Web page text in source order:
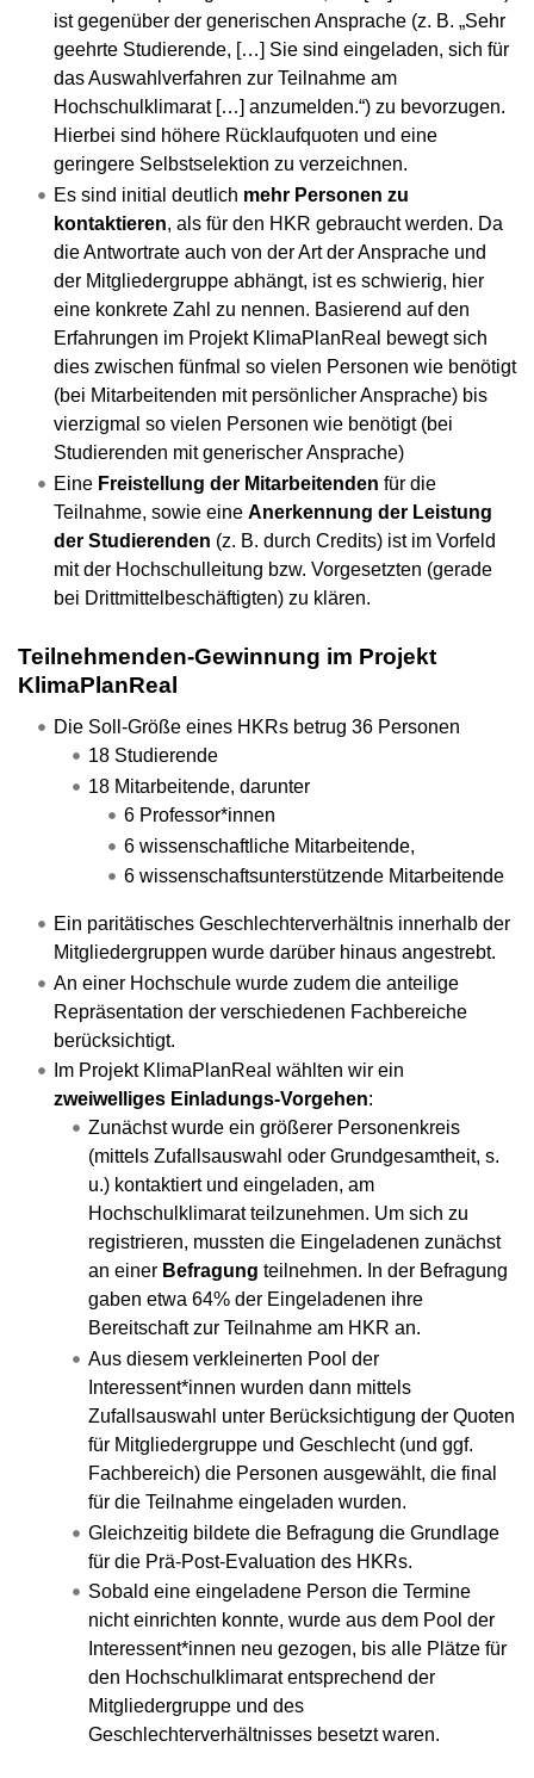
ist gegenüber der generischen Ansprache (z. B. „Sehr
geehrte Studierende, […] Sie sind eingeladen, sich für
das Auswahlverfahren zur Teilnahme am
Hochschulklimarat […] anzumelden.“) zu bevorzugen.
Hierbei sind höhere Rücklaufquoten und eine
geringere Selbstselektion zu verzeichnen.
Es sind initial deutlich mehr Personen zu
kontaktieren, als für den HKR gebraucht werden. Da
die Antwortrate auch von der Art der Ansprache und
der Mitgliedergruppe abhängt, ist es schwierig, hier
eine konkrete Zahl zu nennen. Basierend auf den
Erfahrungen im Projekt KlimaPlanReal bewegt sich
dies zwischen fünfmal so vielen Personen wie benötigt
(bei Mitarbeitenden mit persönlicher Ansprache) bis
vierzigmal so vielen Personen wie benötigt (bei
Studierenden mit generischer Ansprache)
Eine Freistellung der Mitarbeitenden für die
Teilnahme, sowie eine Anerkennung der Leistung
der Studierenden (z. B. durch Credits) ist im Vorfeld
mit der Hochschulleitung bzw. Vorgesetzten (gerade
bei Drittmittelbeschäftigten) zu klären.
Teilnehmenden-Gewinnung im Projekt
KlimaPlanReal
Die Soll-Größe eines HKRs betrug 36 Personen
18 Studierende
18 Mitarbeitende, darunter
6 Professor*innen
6 wissenschaftliche Mitarbeitende,
6 wissenschaftsunterstützende Mitarbeitende
Ein paritätisches Geschlechterverhältnis innerhalb der
Mitgliedergruppen wurde darüber hinaus angestrebt.
An einer Hochschule wurde zudem die anteilige
Repräsentation der verschiedenen Fachbereiche
berücksichtigt.
Im Projekt KlimaPlanReal wählten wir ein
zweiwelliges Einladungs-Vorgehen:
Zunächst wurde ein größerer Personenkreis
(mittels Zufallsauswahl oder Grundgesamtheit, s.
u.) kontaktiert und eingeladen, am
Hochschulklimarat teilzunehmen. Um sich zu
registrieren, mussten die Eingeladenen zunächst
an einer Befragung teilnehmen. In der Befragung
gaben etwa 64% der Eingeladenen ihre
Bereitschaft zur Teilnahme am HKR an.
Aus diesem verkleinerten Pool der
Interessent*innen wurden dann mittels
Zufallsauswahl unter Berücksichtigung der Quoten
für Mitgliedergruppe und Geschlecht (und ggf.
Fachbereich) die Personen ausgewählt, die final
für die Teilnahme eingeladen wurden.
Gleichzeitig bildete die Befragung die Grundlage
für die Prä-Post-Evaluation des HKRs.
Sobald eine eingeladene Person die Termine
nicht einrichten konnte, wurde aus dem Pool der
Interessent*innen neu gezogen, bis alle Plätze für
den Hochschulklimarat entsprechend der
Mitgliedergruppe und des
Geschlechterverhältnisses besetzt waren.